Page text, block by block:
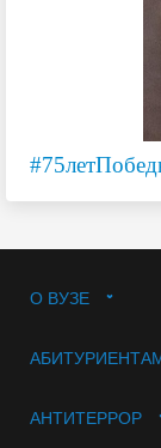
О ВУЗЕ
АНТИТЕРРОР